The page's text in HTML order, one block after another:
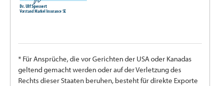
* Für Ansprüche, die vor Gerichten der USA oder Kanadas
geltend gemacht werden oder auf der Verletzung des
Rechts dieser Staaten beruhen, besteht für direkte Exporte